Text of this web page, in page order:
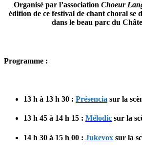
Organisé par l’association Choeur
édition de ce festival de chant choral se
dans le beau parc du
Programme :
13 h à 13 h 30 : Présencia sur la
13 h 45 à 14 h 15 : Mélodic sur la
14 h 30 à 15 h 00 : Jukevox sur la